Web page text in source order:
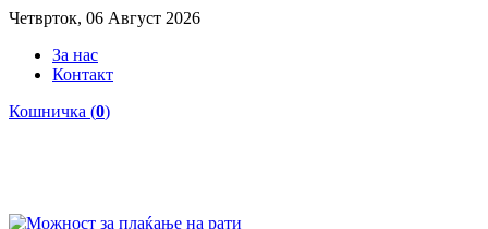
Четврток, 06 Август 2026
За нас
Контакт
Кошничка (0)